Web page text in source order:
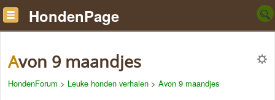
HondenPage
Avon 9 maandjes
HondenForum > Leuke honden verhalen > Avon 9 maandjes